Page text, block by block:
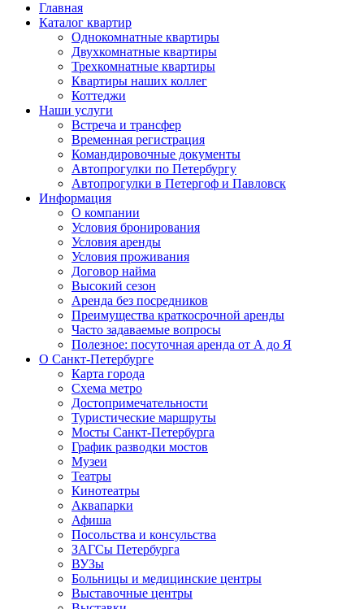
Главная
Каталог квартир
Однокомнатные квартиры
Двухкомнатные квартиры
Трехкомнатные квартиры
Квартиры наших коллег
Коттеджи
Наши услуги
Встреча и трансфер
Временная регистрация
Командировочные документы
Автопрогулки по Петербургу
Автопрогулки в Петергоф и Павловск
Информация
О компании
Условия бронирования
Условия аренды
Условия проживания
Договор найма
Высокий сезон
Аренда без посредников
Преимущества краткосрочной аренды
Часто задаваемые вопросы
Полезное: посуточная аренда от А до Я
О Санкт-Петербурге
Карта города
Схема метро
Достопримечательности
Туристические маршруты
Мосты Санкт-Петербурга
График разводки мостов
Музеи
Театры
Кинотеатры
Аквапарки
Афиша
Посольства и консульства
ЗАГСы Петербурга
ВУЗы
Больницы и медицинские центры
Выставочные центры